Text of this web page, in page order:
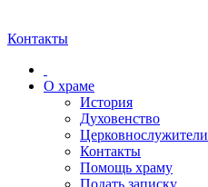
Контакты
О храме
История
Духовенство
Церковнослужители
Контакты
Помощь храму
Подать записку